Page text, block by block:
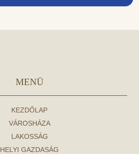
MENÜ
KEZDŐLAP
VÁROSHÁZA
LAKOSSÁG
HELYI GAZDASÁG